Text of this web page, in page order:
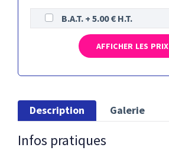
B.A.T. + 5.00 € H.T.
AFFICHER LES PRIX
Description Galerie
Infos pratiques